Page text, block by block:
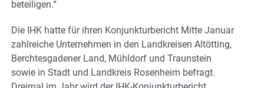
beteiligen.“
Die IHK hatte für ihren Konjunkturbericht Mitte Januar
zahlreiche Unternehmen in den Landkreisen Altötting,
Berchtesgadener Land, Mühldorf und Traunstein
sowie in Stadt und Landkreis Rosenheim befragt.